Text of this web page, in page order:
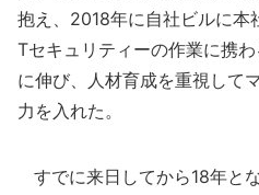
抱え、2018年に自社ビルに本
Tセキュリティーの作業に携
に伸び、人材育成を重視して
力を入れた。
すでに来日してから18年と